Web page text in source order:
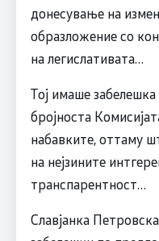
донесување на
образложение со
на легислативата…
Тој имаше
бројноста
набавките, оттаму
на нејзините
транспарентност…
Славјанка